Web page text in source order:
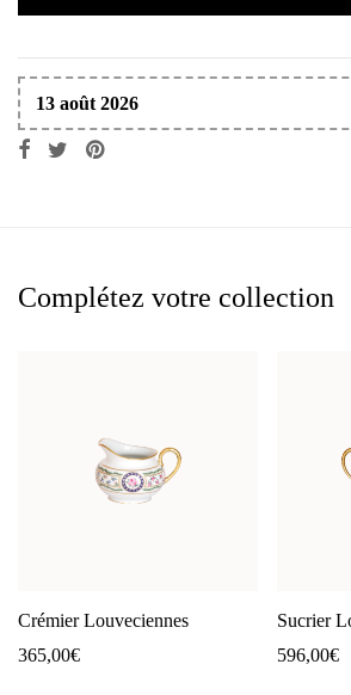
13 août 2026
Complétez votre collection
Crémier Louveciennes
365,00€
Sucrier
596,00€